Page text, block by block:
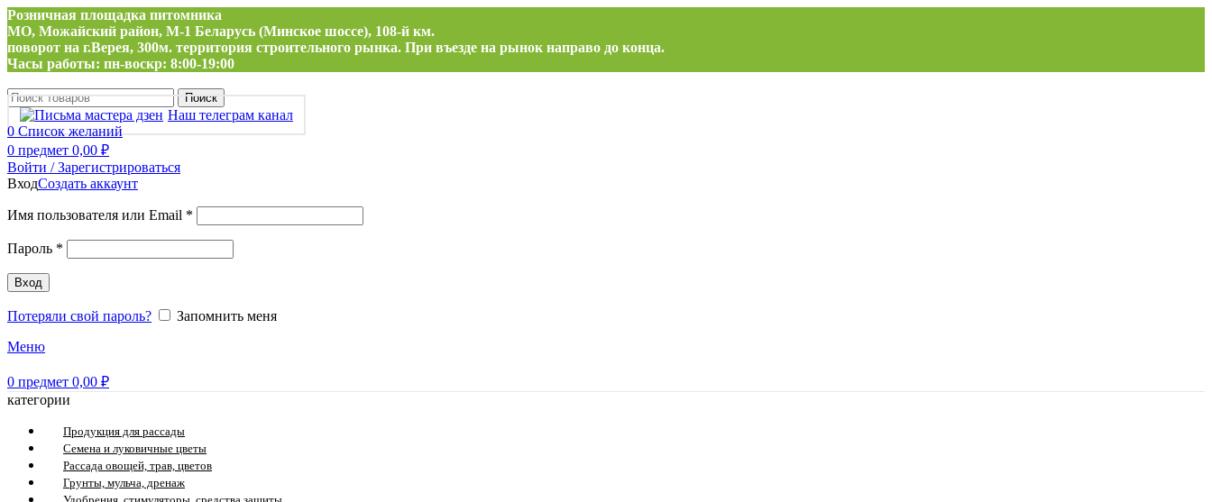
Розничная площадка питомника
МО, Можайский район, М-1 Беларусь (Минское шоссе), 108-й км.
поворот на г.Верея, 300м. территория строительного рынка. При въезде на рынок направо до конца.
Часы работы: пн-воскр: 8:00-19:00
Поиск
Наш телеграм канал
0 Список желаний
0 предмет 0,00 ₽
Войти / Зарегистрироваться
ВходСоздать аккаунт
Имя пользователя или Email *
Пароль *
Вход
Потеряли свой пароль?
Запомнить меня
Меню
0 предмет 0,00 ₽
категории
Продукция для рассады
Семена и луковичные цветы
Рассада овощей, трав, цветов
Грунты, мульча, дренаж